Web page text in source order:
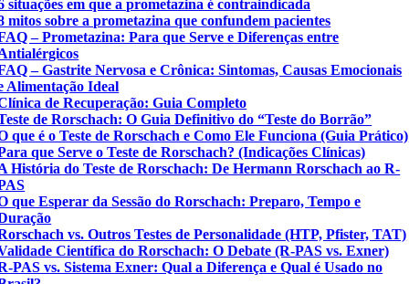
situações em que a prometazina é contraindicada
mitos sobre a prometazina que confundem pacientes
– Prometazina: Para que Serve e Diferenças entre
– Gastrite Nervosa e Crônica: Sintomas, Causas Emocionais
Alimentação Ideal
de Recuperação: Guia Completo
de Rorschach: O Guia Definitivo do “Teste do Borrão”
que é o Teste de Rorschach e Como Ele Funciona (Guia Prático)
que Serve o Teste de Rorschach? (Indicações Clínicas)
História do Teste de Rorschach: De Hermann Rorschach ao R-
que Esperar da Sessão do Rorschach: Preparo, Tempo e
vs. Outros Testes de Personalidade (HTP, Pfister, TAT)
Científica do Rorschach: O Debate (R-PAS vs. Exner)
PAS vs. Sistema Exner: Qual a Diferença e Qual é Usado no